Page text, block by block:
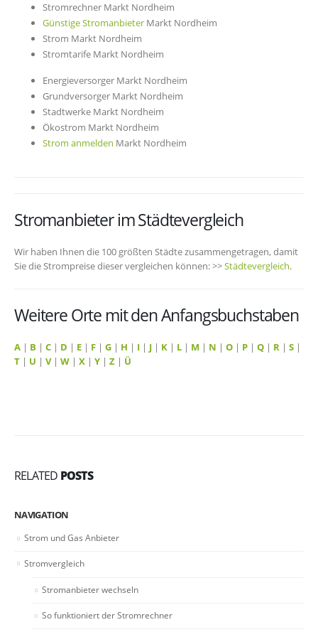
Stromrechner Markt Nordheim
Günstige Stromanbieter Markt Nordheim
Strom Markt Nordheim
Stromtarife Markt Nordheim
Energieversorger Markt Nordheim
Grundversorger Markt Nordheim
Stadtwerke Markt Nordheim
Ökostrom Markt Nordheim
Strom anmelden Markt Nordheim
Stromanbieter im Städtevergleich
Wir haben Ihnen die 100 größten Städte zusammengetragen, damit
Sie die Strompreise dieser vergleichen können: >>Städtevergleich.
Weitere Orte mit den Anfangsbuchstaben
A | B | C | D | E | F | G | H | I | J | K | L | M | N | O | P | Q | R | S |
T | U | V| W | X | Y | Z | Ü
RELATED POSTS
NAVIGATION
Strom und Gas Anbieter
Stromvergleich
Stromanbieter wechseln
So funktioniert der Stromrechner